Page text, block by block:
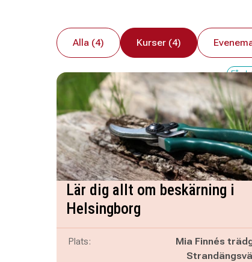
Alla (4) Kurser (4)
Få
Lär dig allt om beskärning i
Helsingborg
Plats:
Mia Finnés